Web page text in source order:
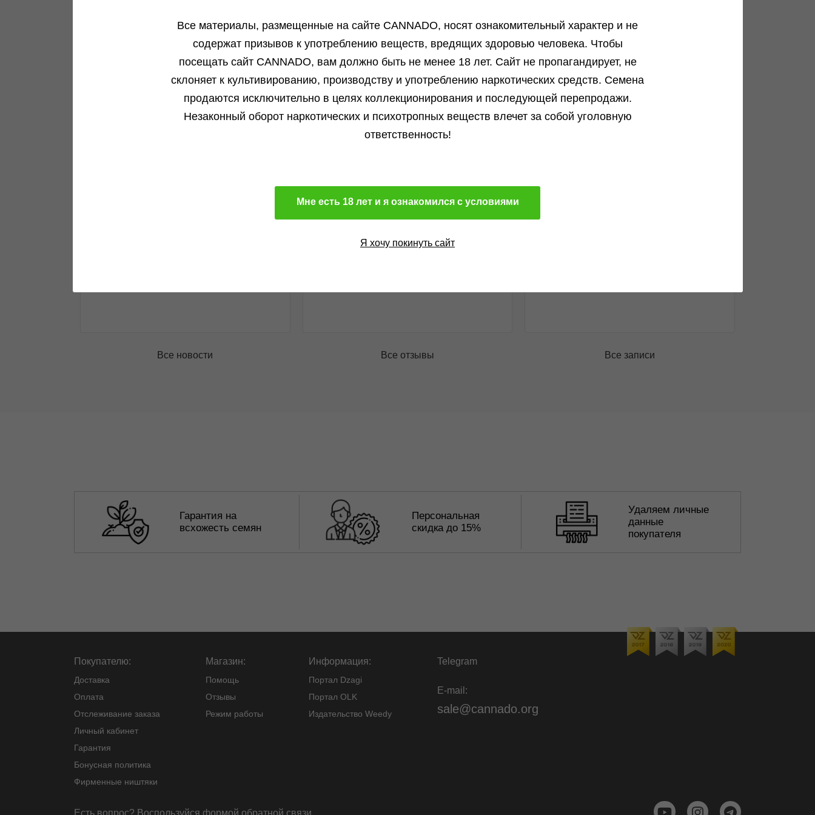
Пополнение Barney's Farm
Свежие сорта уже на витрине...
Все новости
Михаил от 15.12.2025
Здравствуйте. Оформил очередной заказ в
Все отзывы
Подробнее
Чем отличается индика и сатива
Еще не разобрался в многообразии
Все записи
Гарантия на
всхожесть семян
Персональная
скидка до 15%
Удаляем личные
данные
покупателя
Покупателю:
Доставка
Оплата
Отслеживание заказа
Личный кабинет
Гарантия
Бонусная политика
Фирменные ништяки
Магазин:
Помощь
Отзывы
Режим работы
Информация:
Портал Dzagi
Портал OLK
Издательство Weedy
Telegram
E-mail:
sale@cannado.org
Есть вопрос? Воспользуйся формой обратной связи
Все материалы, размещенные на сайте СANNADO, носят ознакомительный характер и не
содержат призывов к употреблению веществ, вредящих здоровью человека. Чтобы
посещать сайт CANNADO, вам должно быть не менее 18 лет. Сайт не пропагандирует, не
склоняет к культивированию, производству и употреблению наркотических средств. Семена
продаются исключительно в целях коллекционирования и последующей перепродажи.
Незаконный оборот наркотических и психотропных веществ влечет за собой уголовную
ответственность!
Мне есть 18 лет и я ознакомился с условиями
Я хочу покинуть сайт